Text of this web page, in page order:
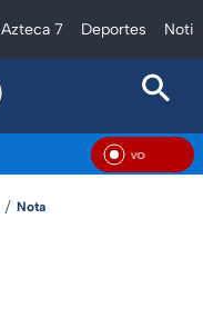
Azteca 7 Deportes
En
Nota